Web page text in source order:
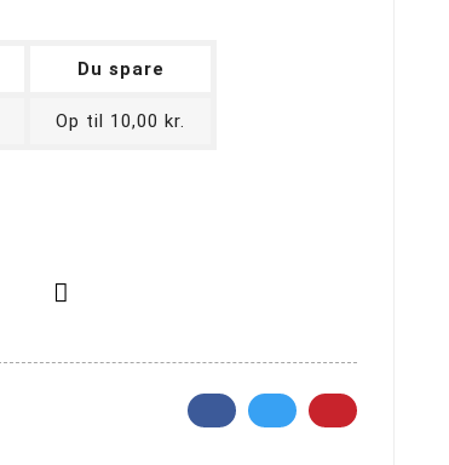
Du spare
Op til 10,00 kr.
